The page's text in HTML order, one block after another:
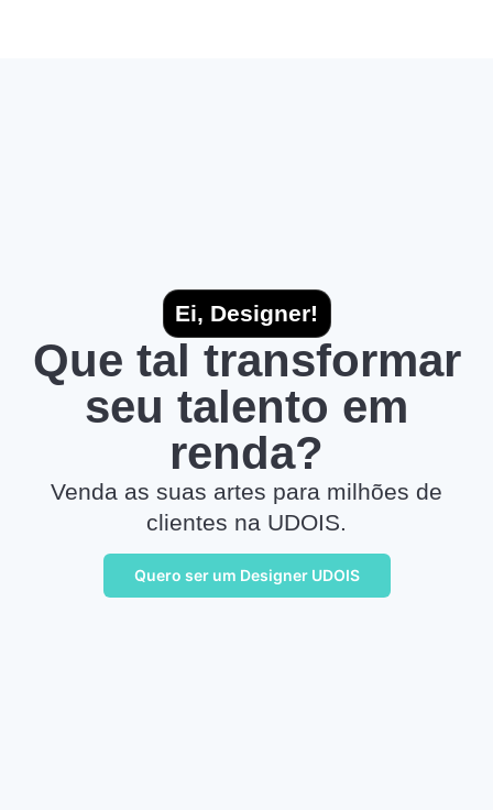
Ei, Designer!
Que tal transformar
seu talento em
renda?
Venda as suas artes para milhões de
clientes na UDOIS.
Quero ser um Designer UDOIS